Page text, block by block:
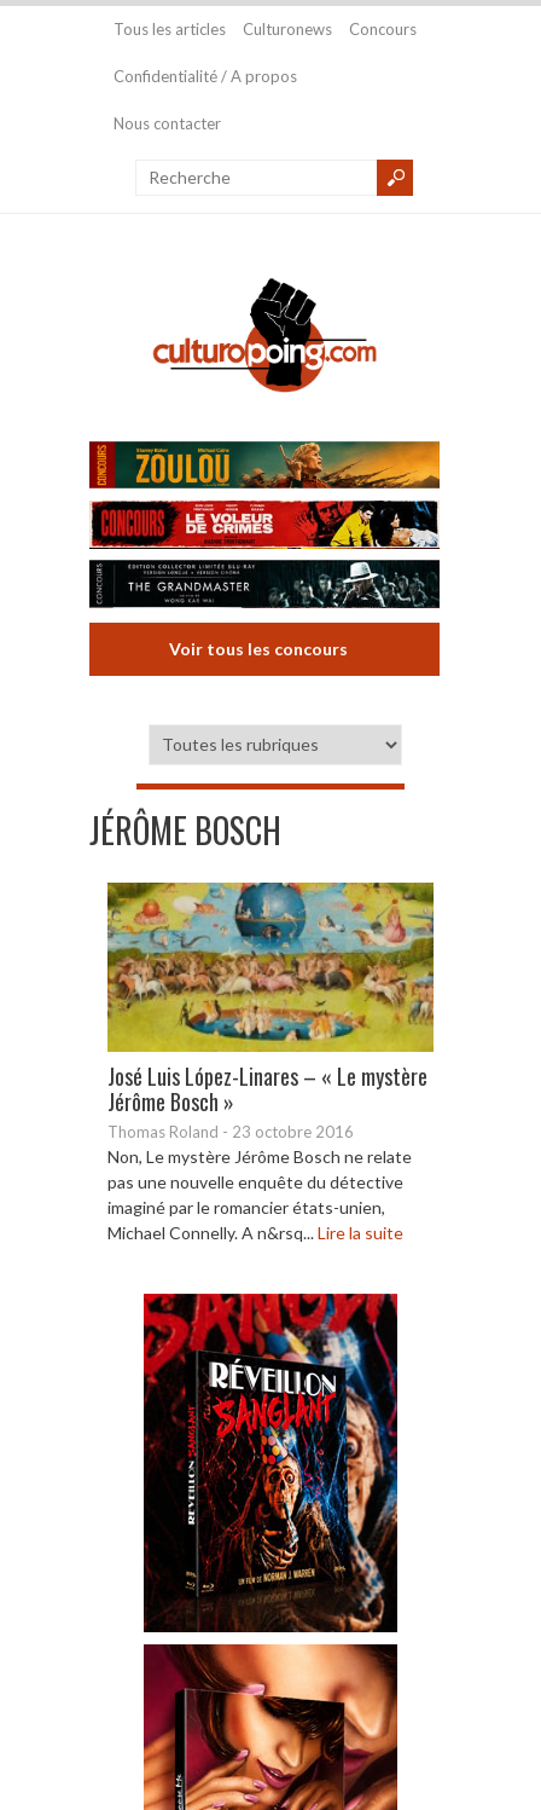
Tous les articles Culturonews Concours
Confidentialité / A propos
Nous contacter
Voir tous les concours
JÉRÔME BOSCH
José Luis López-Linares – « Le mystère
Jérôme Bosch »
Thomas Roland - 23 octobre 2016
Non, Le mystère Jérôme Bosch ne relate
pas une nouvelle enquête du détective
imaginé par le romancier états-unien,
Michael Connelly. A n&rsq...Lire la suite